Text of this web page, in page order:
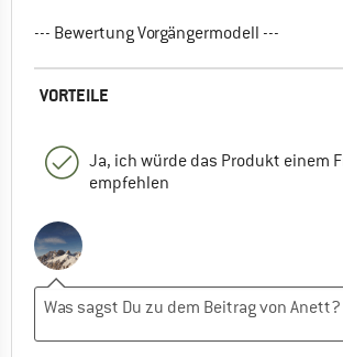
--- Bewertung Vorgängermodell ---
VORTEILE
Ja, ich würde das Produkt einem
empfehlen